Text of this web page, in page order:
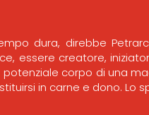
dura, direbbe
essere creatore,
potenziale corpo di una
in carne e dono. Lo